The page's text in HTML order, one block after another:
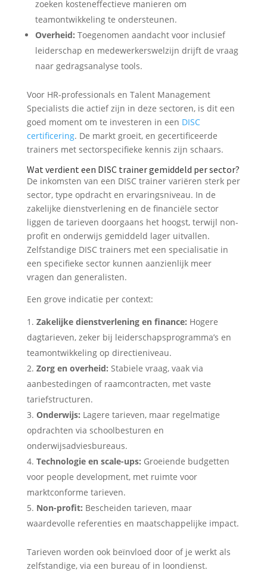
zoeken kosteneffectieve manieren om
teamontwikkeling te ondersteunen.
Overheid: Toegenomen aandacht voor inclusief
leiderschap en medewerkerswelzijn drijft de vraag
naar gedragsanalyse tools.
Voor HR-professionals en Talent Management
Specialists die actief zijn in deze sectoren, is dit een
goed moment om te investeren in een DISC
certificering. De markt groeit, en gecertificeerde
trainers met sectorspecifieke kennis zijn schaars.
Wat verdient een DISC trainer gemiddeld per sector?
De inkomsten van een DISC trainer variëren sterk per
sector, type opdracht en ervaringsniveau. In de
zakelijke dienstverlening en de financiële sector
liggen de tarieven doorgaans het hoogst, terwijl non-
profit en onderwijs gemiddeld lager uitvallen.
Zelfstandige DISC trainers met een specialisatie in
een specifieke sector kunnen aanzienlijk meer
vragen dan generalisten.
Een grove indicatie per context:
Zakelijke dienstverlening en finance: Hogere
dagtarieven, zeker bij leiderschapsprogramma’s en
teamontwikkeling op directieniveau.
Zorg en overheid: Stabiele vraag, vaak via
aanbestedingen of raamcontracten, met vaste
tariefstructuren.
Onderwijs: Lagere tarieven, maar regelmatige
opdrachten via schoolbesturen en
onderwijsadviesbureaus.
Technologie en scale-ups: Groeiende budgetten
voor people development, met ruimte voor
marktconforme tarieven.
Non-profit: Bescheiden tarieven, maar
waardevolle referenties en maatschappelijke impact.
Tarieven worden ook beïnvloed door of je werkt als
zelfstandige, via een bureau of in loondienst.